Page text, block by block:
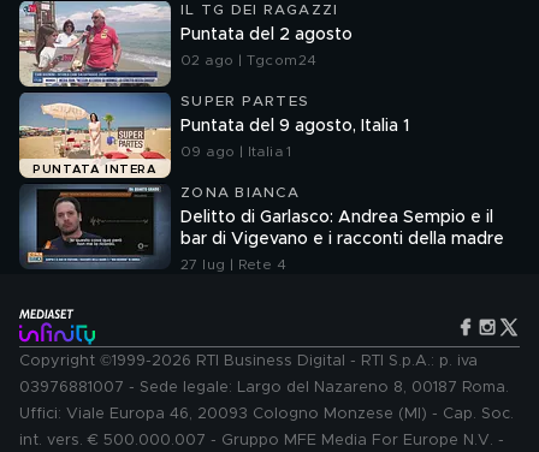
IL TG DEI RAGAZZI
Puntata del 2 agosto
02 ago | Tgcom24
PUNTATA INTERA
SUPER PARTES
Puntata del 9 agosto, Italia 1
09 ago | Italia 1
ZONA BIANCA
Delitto di Garlasco: Andrea Sempio e il
bar di Vigevano e i racconti della madre
27 lug | Rete 4
Copyright ©1999-2026 RTI Business Digital - RTI S.p.A.: p. iva
03976881007 - Sede legale: Largo del Nazareno 8, 00187 Roma.
Uffici: Viale Europa 46, 20093 Cologno Monzese (MI) - Cap. Soc.
int. vers. € 500.000.007 - Gruppo MFE Media For Europe N.V. -